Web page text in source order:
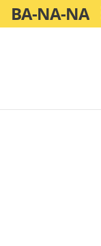
Skip
to
BA-NA-NA